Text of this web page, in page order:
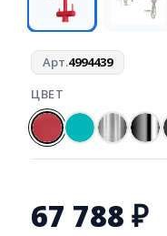
Арт.4994439
ЦВЕТ
67 788 ₽